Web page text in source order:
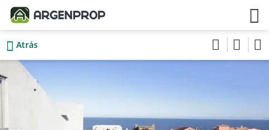
Atrás